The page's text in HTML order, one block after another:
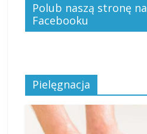
Polub naszą stronę na
Facebooku
Pielęgnacja